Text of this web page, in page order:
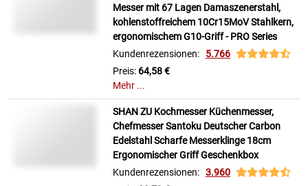
Messer mit 67 Lagen Damaszenerstahl,
kohlenstoffreichem 10Cr15MoV Stahlkern,
ergonomischem G10-Griff - PRO Series
Kundenrezensionen: 5.766
Preis: 64,58 €
Mehr ...
SHAN ZU Kochmesser Küchenmesser,
Chefmesser Santoku Deutscher Carbon
Edelstahl Scharfe Messerklinge 18cm
Ergonomischer Griff Geschenkbox
Kundenrezensionen: 3.960